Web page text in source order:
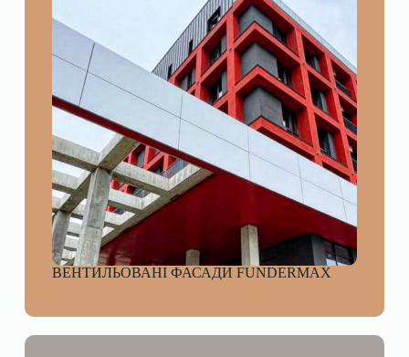
ВЕНТИЛЬОВАНІ ФАСАДИ FUNDERMAX